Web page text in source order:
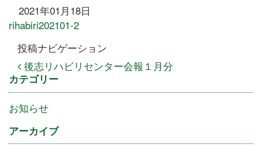
2021年01月18日
rihabiri202101-2
投稿ナビゲーション
後志リハビリセンター会報１月分
カテゴリー
お知らせ
アーカイブ